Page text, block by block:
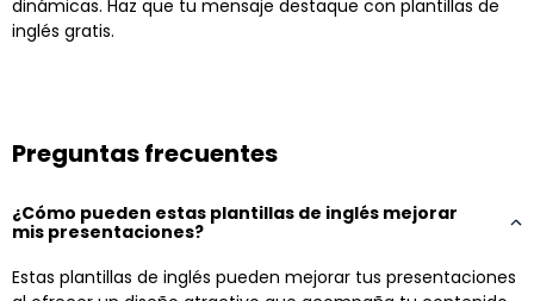
dinámicas. Haz que tu mensaje destaque con plantillas de
inglés gratis.
Preguntas frecuentes
¿Cómo pueden estas plantillas de inglés mejorar
mis presentaciones?
Estas plantillas de inglés pueden mejorar tus presentaciones